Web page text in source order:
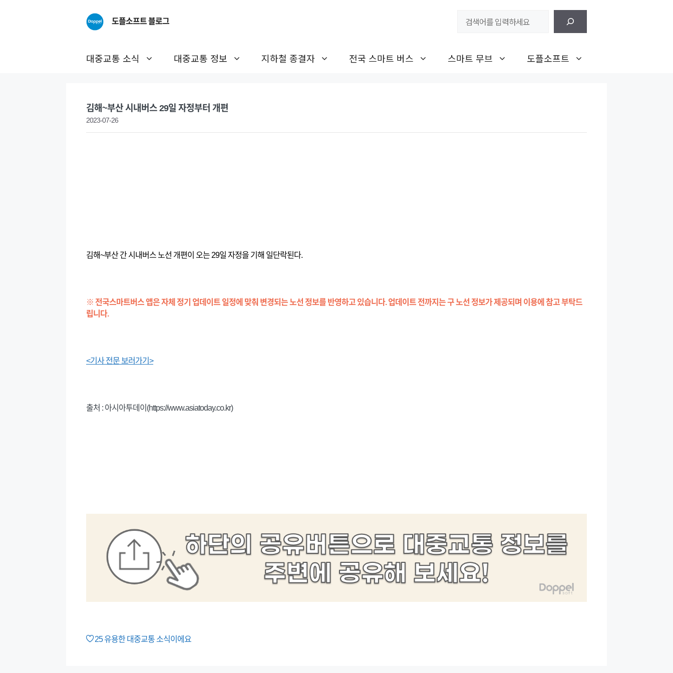
도플소프트 블로그
대중교통 소식 대중교통 정보 지하철 종결자 전국 스마트 버스 스마트 무브 도플소프트
김해~부산 시내버스 29일 자정부터 개편
2023-07-26
김해~부산 간 시내버스 노선 개편이 오는 29일 자정을 기해 일단락된다.
※ 전국스마트버스 앱은 자체 정기 업데이트 일정에 맞춰 변경되는 노선 정보를 반영하고 있습니다. 업데이트 전까지는 구 노선 정보가 제공되며 이용에 참고 부탁드
립니다.
<기사 전문 보러가기>
출처 : 아시아투데이(https://www.asiatoday.co.kr)
25유용한 대중교통 소식이에요